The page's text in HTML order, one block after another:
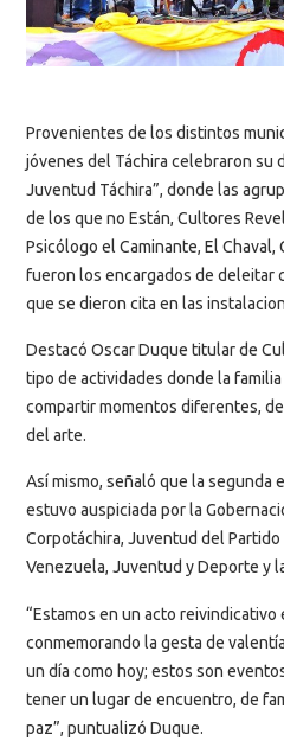
Provenientes de los distintos
jóvenes del Táchira celebraron su
Juventud Táchira”, donde las
de los que no Están, Cultores
Psicólogo el Caminante, El Chaval,
fueron los encargados de deleitar
que se dieron cita en las
Destacó Oscar Duque titular de
tipo de actividades donde la
compartir momentos diferentes,
del arte.
Así mismo, señaló que la segunda
estuvo auspiciada por la
Corpotáchira, Juventud del Partido
Venezuela, Juventud y Deporte y
“Estamos en un acto reivindicativo
conmemorando la gesta de
un día como hoy; estos son
tener un lugar de encuentro, de
paz”, puntualizó Duque.